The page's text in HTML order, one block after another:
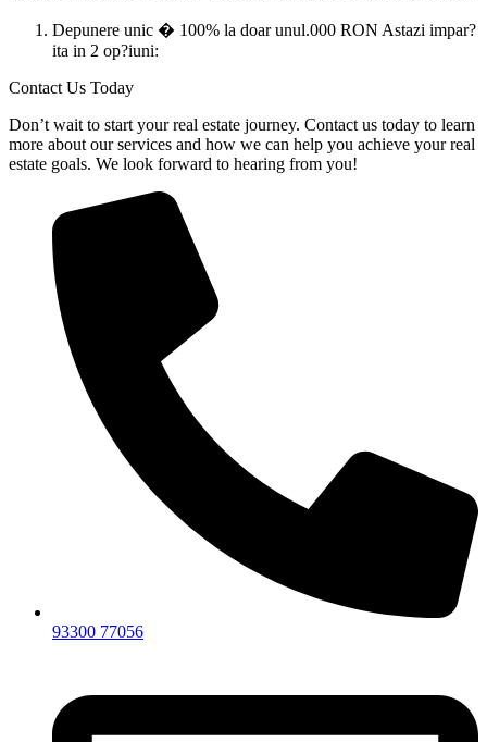
Depunere unic � 100% la doar unul.000 RON Astazi impar?
ita in 2 op?iuni:
Contact Us Today
Don’t wait to start your real estate journey. Contact us today to learn
more about our services and how we can help you achieve your real
estate goals. We look forward to hearing from you!
93300 77056